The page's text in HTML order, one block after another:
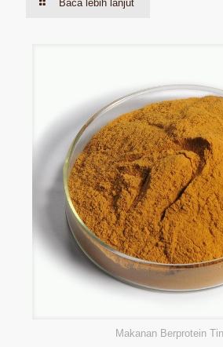
Baca lebih lanjut
Makanan Berprotein